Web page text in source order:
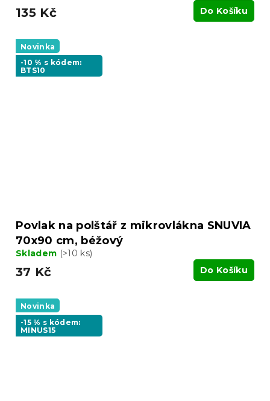
135 Kč Do Košíku
Novinka
-10 % s kódem:
BTS10
Povlak na polštář z mikrovlákna SNUVIA
70x90 cm, béžový
Skladem (>10 ks)
37 Kč Do Košíku
Novinka
-15 % s kódem:
MINUS15